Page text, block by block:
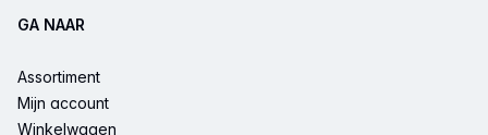
GA NAAR
Assortiment
Mijn account
Winkelwagen